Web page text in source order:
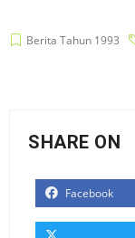
Berita Tahun 1993
SHARE ON
Facebook